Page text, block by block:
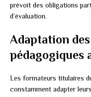
prévoit des obligations
d’évaluation.
Adaptation
pédagogiques
Les formateurs titulaires
constamment adapter